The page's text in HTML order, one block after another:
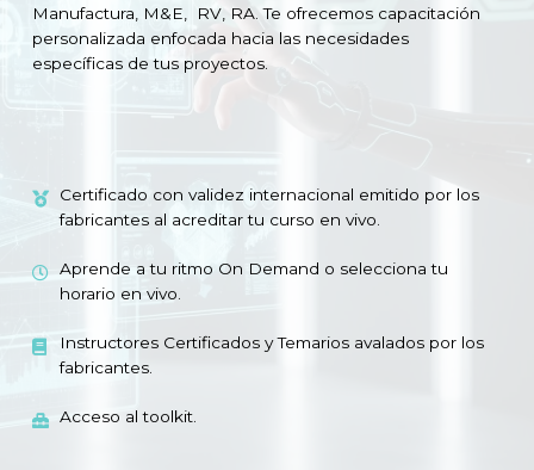
Manufactura, M&E, RV, RA. Te ofrecemos capacitación
personalizada enfocada hacia las necesidades
específicas de tus proyectos.
Certificado con validez internacional emitido por los
fabricantes al acreditar tu curso en vivo.
Aprende a tu ritmo On Demand o selecciona tu
horario en vivo.
Instructores Certificados y Temarios avalados por los
fabricantes.
Acceso al toolkit.